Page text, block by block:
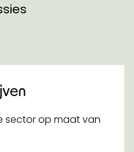
sector op maat van